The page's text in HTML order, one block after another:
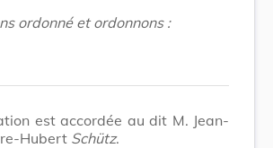
ordonné et ordonnons :
est accordée au dit M. Jean-
Hubert Schütz.